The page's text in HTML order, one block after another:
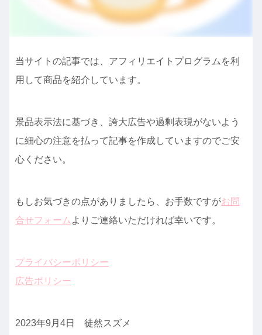
当サイトの記事では、アフィリエイトプログラムを利
用して商品を紹介しています。
景品表示法に基づき、誇大広告や過剰表現がないよう
に細心の注意を払って記事を作成していますのでご安
心ください。
もしお気づきの点がありましたら、お手数ですがお問
合せフォーム よりご連絡いただければ幸いです。
プライバシーポリシー
広告ポリシー
2023年9月4日 徒然スズメ